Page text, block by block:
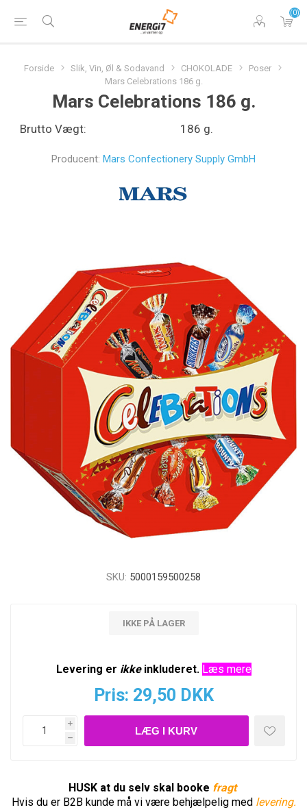
(0)
Forside Slik, Vin, Øl & Sodavand CHOKOLADE
Poser
Mars Celebrations 186 g.
Mars Celebrations 186 g.
Brutto Vægt: 186 g.
Producent: Mars Confectionery Supply GmbH
SKU: 5000159500258
IKKE PÅ LAGER
Levering er ikkeinkluderet. Læs mere
Pris: 29,50 DKK
i
h
HUSK at du selv skal booke fragt
Hvis du er B2B kunde må vi være behjælpelig med levering.